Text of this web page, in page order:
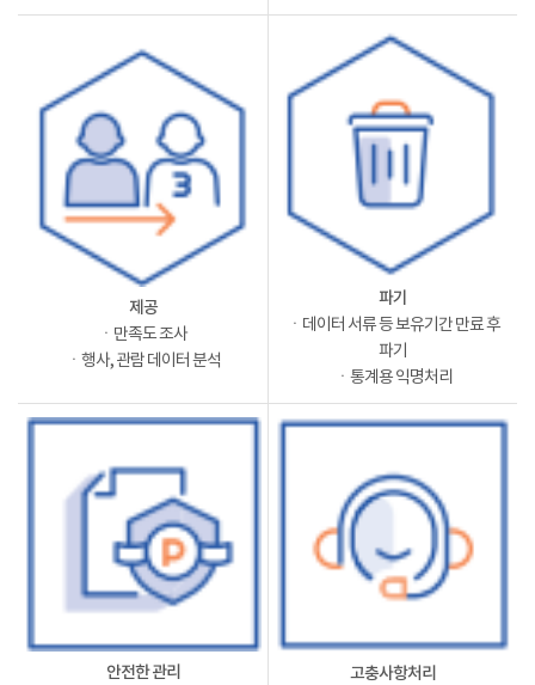
제공
ㆍ만족도 조사
ㆍ행사, 관람 데이터 분석
파기
ㆍ데이터 서류 등 보유기간 만료 후
파기
ㆍ통계용 익명처리
안전한 관리 고충사항처리